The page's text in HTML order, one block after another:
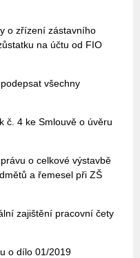
o zřízení zástavního
na účtu od FIO
všechny
č. 4 ke Smlouvě o úvěru
o celkové výstavbě
a řemesel při ZŠ
zajištění pracovní čety
o dílo 01/2019